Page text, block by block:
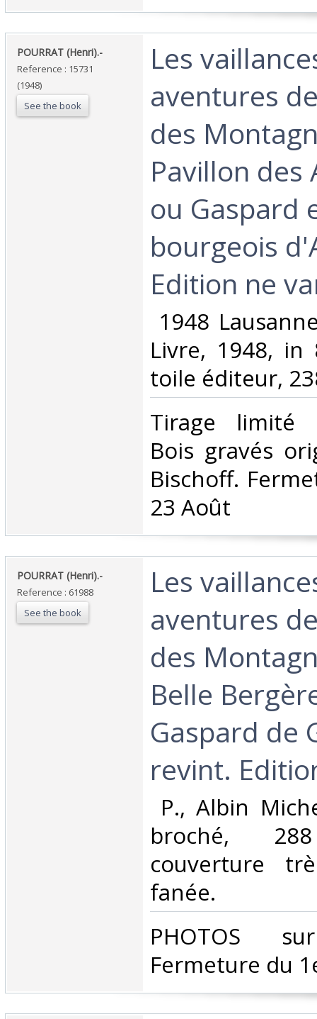
‎POURRAT (Henri).-‎
Reference : 15731
(1948)
See the book
‎Les
aventures
des
Pavillon
ou Gaspard
bourgeois
Edition ne
1948
Livre, 1948, in
toile éditeur,
‎Tirage limité
Bois gravés
Bischoff.
23 Août‎
‎POURRAT (Henri).-‎
Reference : 61988
See the book
‎Les
aventures
des
Belle
Gaspard de
revint.
P., Albin
broché,
couverture
fanée. ‎
‎PHOTOS
Fermeture du